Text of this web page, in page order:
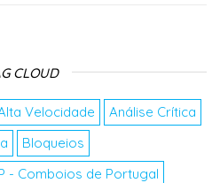
CLOUD
Velocidade
Análise Crítica
Bloqueios
- Comboios de Portugal